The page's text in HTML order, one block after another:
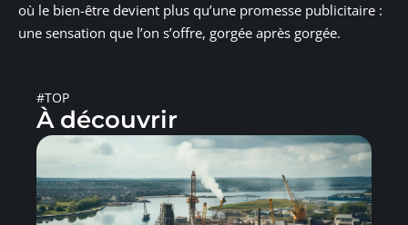
où le bien-être devient plus qu’une promesse publicitaire :
une sensation que l’on s’offre, gorgée après gorgée.
#TOP
À découvrir